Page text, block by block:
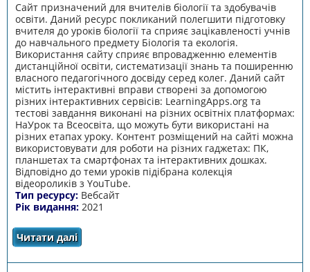
Сайт призначений для вчителів біології та здобувачів
освіти. Даний ресурс покликаний полегшити підготовку
вчителя до уроків біології та сприяє зацікавленості учнів
до навчального предмету Біологія та екологія.
Використання сайту сприяє впровадженню елементів
дистанційної освіти, систематизації знань та поширенню
власного педагогічного досвіду серед колег. Даний сайт
містить інтерактивні вправи створені за допомогою
різних інтерактивних сервісів: LearningApps.org та
тестові завдання виконані на різних освітніх платформах:
НаУрок та Всеосвіта, що можуть бути використані на
різних етапах уроку. Контент розміщений на сайті можна
використовувати для роботи на різних гаджетах: ПК,
планшетах та смартфонах та інтерактивних дошках.
Відповідно до теми уроків підібрана колекція
відеороликів з YouTube.
Тип ресурсу: Вебсайт
Рік видання: 2021
Читати даліпро Біологія 8 клас.